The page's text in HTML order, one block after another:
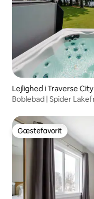
Lejlighed i Traverse City
Boblebad | Spider
Gæstefavorit
Gæstefavorit